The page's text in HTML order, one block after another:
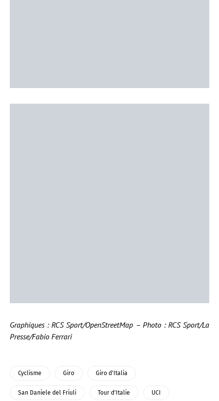
Graphiques : RCS Sport/OpenStreetMap – Photo : RCS Sport/La
Presse/Fabio Ferrari
Cyclisme Giro Giro d'Italia
San Daniele del Friuli Tour d'Italie UCI